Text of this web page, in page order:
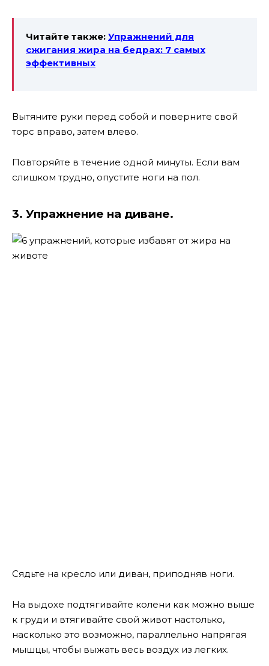
Читайте также: Упражнений для
сжигания жира на бедрах: 7 самых
эффективных
Вытяните руки перед собой и поверните свой
торс вправо, затем влево.
Повторяйте в течение одной минуты. Если вам
слишком трудно, опустите ноги на пол.
3. Упражнение на диване.
Сядьте на кресло или диван, приподняв ноги.
На выдохе подтягивайте колени как можно выше
к груди и втягивайте свой живот настолько,
насколько это возможно, параллельно напрягая
мышцы, чтобы выжать весь воздух из легких.